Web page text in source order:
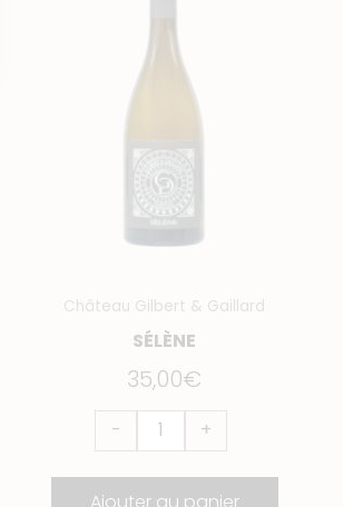
Château Gilbert & Gaillard
SÉLÈNE
35,00€
- +